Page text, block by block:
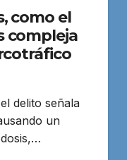
como el
compleja
delito señala
un